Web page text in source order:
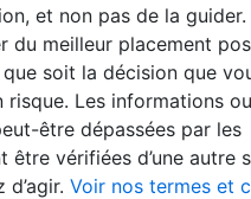
et non pas de la guider.
du meilleur placement
soit la décision que
Les informations
être dépassées par les
être vérifiées d’une autre
Voir nos termes et